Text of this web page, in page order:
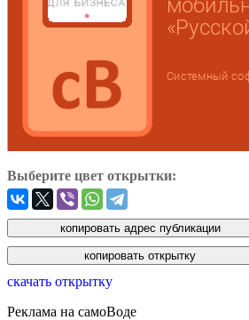
Выберите цвет открытки:
скачать открытку
Реклама на самоВоде